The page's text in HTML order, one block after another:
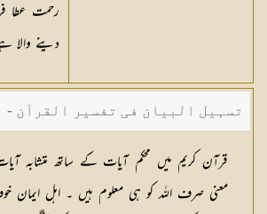
رحمت عطا
دینے والا
تسہیل البیان فی تفسیر القرآن -
شکیلہ بنت میاں فضل حسین
قرآن کریم میں محکم آیات كے ساتھ متشابہ
معنی صرف اللہ کو ہی معلوم ہیں ۔ اہل ایمان